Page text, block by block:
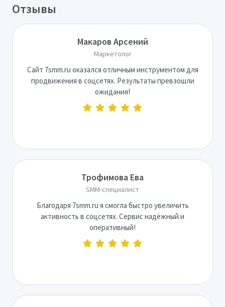
Отзывы
Макаров Арсений
Маркетолог
Сайт 7smm.ru оказался отличным инструментом для
продвижения в соцсетях. Результаты превзошли
ожидания!
Трофимова Ева
SMM-специалист
Благодаря 7smm.ru я смогла быстро увеличить
активность в соцсетях. Сервис надёжный и
оперативный!